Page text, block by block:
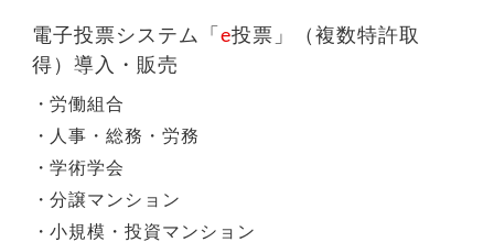
電子投票システム「e投票」（複数特許取
得）導入・販売
労働組合
人事・総務・労務
学術学会
分譲マンション
小規模・投資マンション